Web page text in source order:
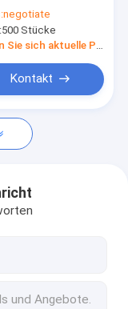
negotiate
500 Stücke
Holen Sie sich aktuelle Preis
Kontakt